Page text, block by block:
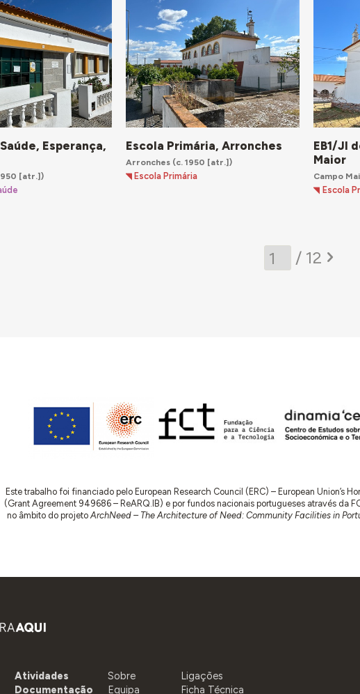
Esperança,
[atr.])
Escola Primária, Arronches
Arronches(c. 1950 [atr.])
Escola Primária
EB1/JI
Maior
Campo
Escola
/ 12
Este trabalho foi financiado pelo European Research Council (ERC) – European Union’s
(Grant Agreement 949686 – ReARQ.IB) e por fundos nacionais portugueses através da
no âmbito do projetoArchNeed – The Architecture of Need: Community Facilities in
Atividades
Documentação
Sobre
Equipa
Ligações
Ficha Técnica